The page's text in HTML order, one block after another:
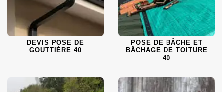
DEVIS POSE DE
GOUTTIÈRE 40
POSE DE BÂCHE ET
BÂCHAGE DE TOITURE
40